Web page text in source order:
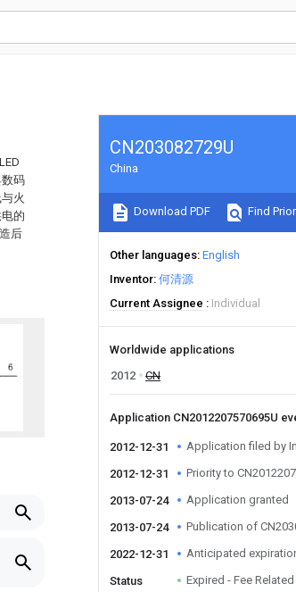
码
火
的
后
CN203082729U
China
Download PDF Find
Other languages English
Inventor 何清源
Current Assignee
Individual
Worldwide applications
2012
CN
Application CN2012207570695U
2012-12-31 Application filed by
2012-12-31 Priority to
2013-07-24 Application granted
2013-07-24 Publication of
2022-12-31 Anticipated
Status Expired - Fee Related